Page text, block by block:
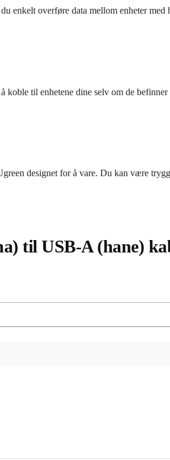
enkelt overføre data mellom enheter
til enhetene dine selv om de
designet for å vare. Du kan være
til USB-A (hane)